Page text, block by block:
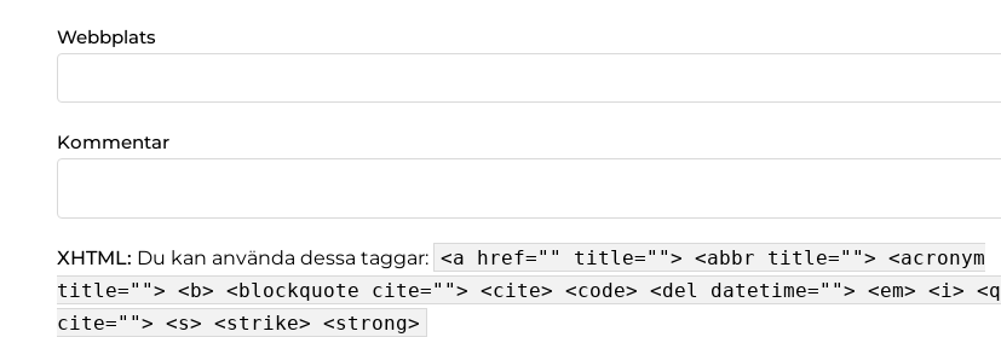
Webbplats
Kommentar
XHTML: Du kan använda dessa taggar: <a href="" title=""> <abbr title=""> <acronym
title=""> <b> <blockquote cite=""> <cite> <code> <del datetime=""> <em> <i> <q
cite=""> <s> <strike> <strong>